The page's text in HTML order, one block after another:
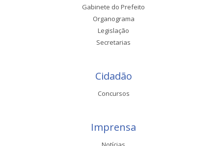
Gabinete do Prefeito
Organograma
Legislação
Secretarias
Cidadão
Concursos
Imprensa